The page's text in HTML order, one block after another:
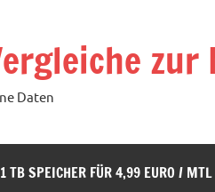
zur
Daten
TB SPEICHER FÜR 4,99 EURO / MTL